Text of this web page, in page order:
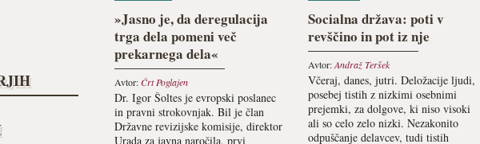
»Jasno je, da deregulacija
trga dela pomeni več
prekarnega dela«
Avtor:Črt Poglajen
Dr. Igor Šoltes je evropski poslanec
in pravni strokovnjak. Bil je član
Državne revizijske komisije, direktor
Urada za javna naročila, prvi
Socialna država: poti v
revščino in pot iz nje
Avtor:Andraž Teršek
Včeraj, danes, jutri. Deložacije ljudi,
posebej tistih z nizkimi osebnimi
prejemki, za dolgove, ki niso visoki
ali so celo zelo nizki. Nezakonito
odpuščanje delavcev, tudi tistih